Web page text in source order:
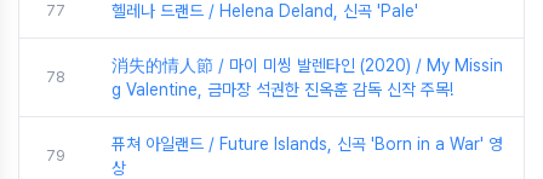
77 헬레나 드랜드 / Helena Deland, 신곡 'Pale'
78
消失的情人節 / 마이 미씽 발렌타인 (2020) / My Missin
g Valentine, 금마장 석권한 진옥훈 감독 신작 주목!
79
퓨쳐 아일랜드 / Future Islands, 신곡 'Born in a War' 영
상